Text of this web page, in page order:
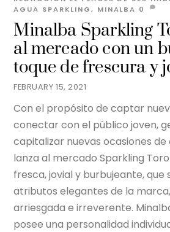
FEBRUARY 15, 2021
Minalba Sparkling
al mercado con un
toque de frescura y
AGUA SPARKLING, MINALBA 0
Con el propósito de captar
conectar con el público joven,
capitalizar nuevas ocasiones de
lanza al mercado Sparkling
fresca, jovial y burbujeante, que
atributos elegantes de la
arriesgada e irreverente.
posee una personalidad